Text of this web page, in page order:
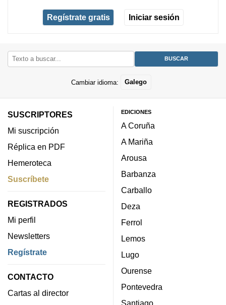
Regístrate gratis Iniciar sesión
Cambiar idioma: Galego
SUSCRIPTORES
Mi suscripción
Réplica en PDF
Hemeroteca
Suscríbete
REGISTRADOS
Mi perfil
Newsletters
Regístrate
CONTACTO
Cartas al director
EDICIONES
A Coruña
A Mariña
Arousa
Barbanza
Carballo
Deza
Ferrol
Lemos
Lugo
Ourense
Pontevedra
Santiago